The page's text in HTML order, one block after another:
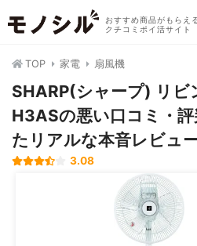
おすすめ商品がもらえ
クチコミポイ活サイト
TOP 家電 扇風機
SHARP(シャープ) リビ
H3ASの悪い口コミ・
たリアルな本音レビュ
3.08